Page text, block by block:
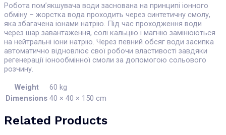
Робота пом’якшувача води заснована на принципі іонного
обміну – жорстка вода проходить через синтетичну смолу,
яка збагачена іонами натрію. Під час проходження води
через шар завантаження, солі кальцію і магнію замінюються
на нейтральні іони натрію. Через певний обсяг води засипка
автоматично відновлює свої робочи властивості завдяки
регенерації іонообмінної смоли за допомогою сольового
розчину.
Weight
60 kg
Dimensions 40 × 40 × 150 cm
Related Products